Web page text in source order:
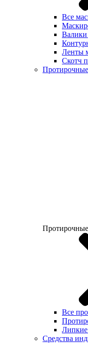
Все
Валики
Ленты
Скотч
Все
Липкие
Средства